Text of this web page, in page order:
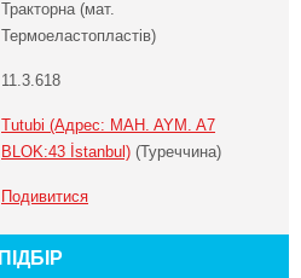
Тракторна (мат.
Термоеластопластів)
11.3.618
Tutubi (Адрес: MAH. AYM. A7
BLOK:43 İstanbul) (Туреччина)
Подивитися
ПІДБІР